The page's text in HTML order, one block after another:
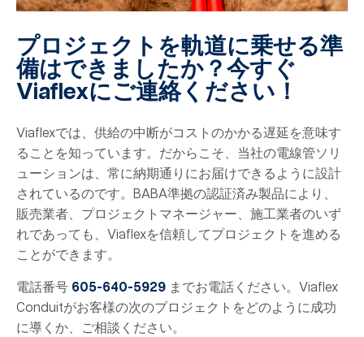
プロジェクトを軌道に乗せる準
備はできましたか？今すぐ
Viaflexにご連絡ください！
Viaflexでは、供給の中断がコストのかかる遅延を意味す
ることを知っています。だからこそ、当社の電線管ソリ
ューションは、常に納期通りにお届けできるように設計
されているのです。BABA準拠の認証済み製品により、
販売業者、プロジェクトマネージャー、施工業者のいず
れであっても、Viaflexを信頼してプロジェクトを進める
ことができます。
電話番号 605-640-5929 までお電話ください。Viaflex
Conduitがお客様の次のプロジェクトをどのように成功
に導くか、ご相談ください。